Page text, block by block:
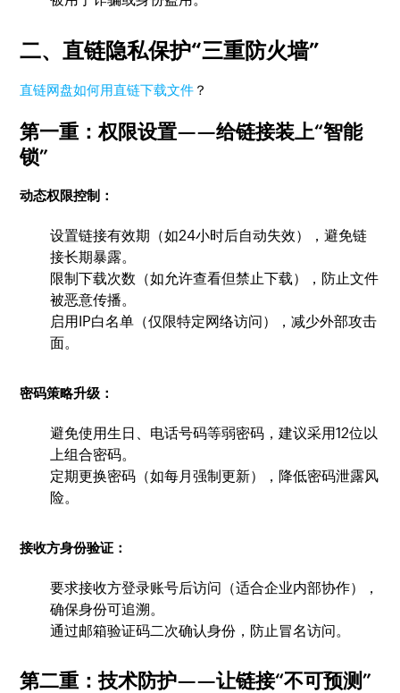
二、直链隐私保护“三重防火墙”
直链网盘如何用直链下载文件 ？
第一重：权限设置——给链接装上“智能
锁”
动态权限控制：
设置链接有效期（如24小时后自动失效），避免链
接长期暴露。
限制下载次数（如允许查看但禁止下载），防止文件
被恶意传播。
启用IP白名单（仅限特定网络访问），减少外部攻击
面。
密码策略升级：
避免使用生日、电话号码等弱密码，建议采用12位以
上组合密码。
定期更换密码（如每月强制更新），降低密码泄露风
险。
接收方身份验证：
要求接收方登录账号后访问（适合企业内部协作），
确保身份可追溯。
通过邮箱验证码二次确认身份，防止冒名访问。
第二重：技术防护——让链接“不可预测”